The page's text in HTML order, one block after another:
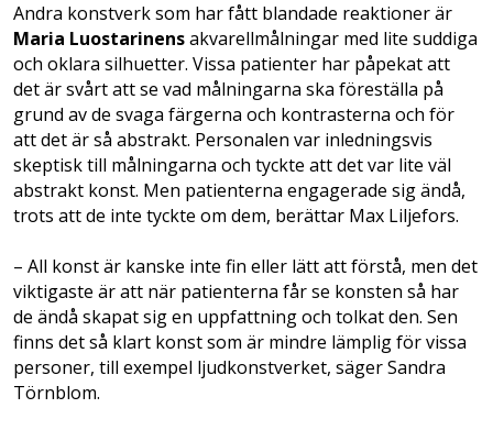
Andra konstverk som har fått blandade reaktioner är
Maria Luostarinensakvarellmålningar med lite suddiga
och oklara silhuetter. Vissa patienter har påpekat att
det är svårt att se vad målningarna ska föreställa på
grund av de svaga färgerna och kontrasterna och för
att det är så abstrakt. Personalen var inledningsvis
skeptisk till målningarna och tyckte att det var lite väl
abstrakt konst. Men patienterna engagerade sig ändå,
trots att de inte tyckte om dem, berättar Max Liljefors.
– All konst är kanske inte fin eller lätt att förstå, men det
viktigaste är att när patienterna får se konsten så har
de ändå skapat sig en uppfattning och tolkat den. Sen
finns det så klart konst som är mindre lämplig för vissa
personer, till exempel ljudkonstverket, säger Sandra
Törnblom.